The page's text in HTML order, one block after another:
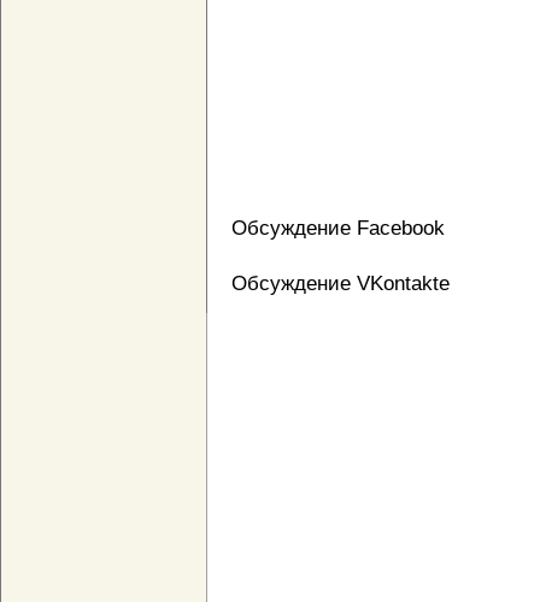
Обсуждение Facebook
Обсуждение VKontakte